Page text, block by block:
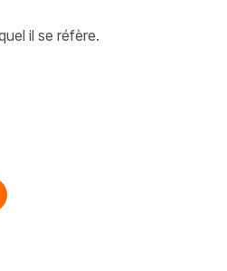
il se réfère.